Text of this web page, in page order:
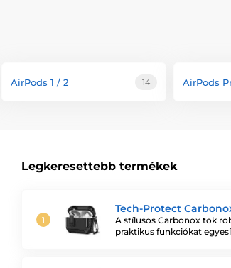
AirPods 1 / 2 14 AirPods
Legkeresettebb termékek
Tech-Protect
A stílusos Carbonox tok
praktikus funkciókat